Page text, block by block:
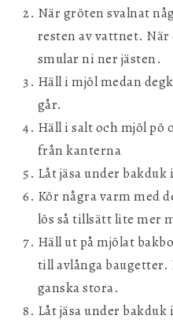
När gröten svalnat
resten av vattnet.
smular ni ner jästen.
Häll i mjöl medan
går.
Häll i salt och mjöl pö
från kanterna
Låt jäsa under bakduk
Kör några varm med
lös så tillsätt lite mer
Häll ut på mjölat
till avlånga baugetter.
ganska stora.
Låt jäsa under